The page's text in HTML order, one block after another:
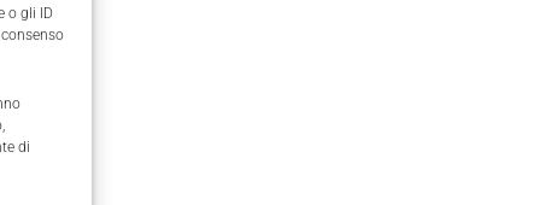
o gli ID
di